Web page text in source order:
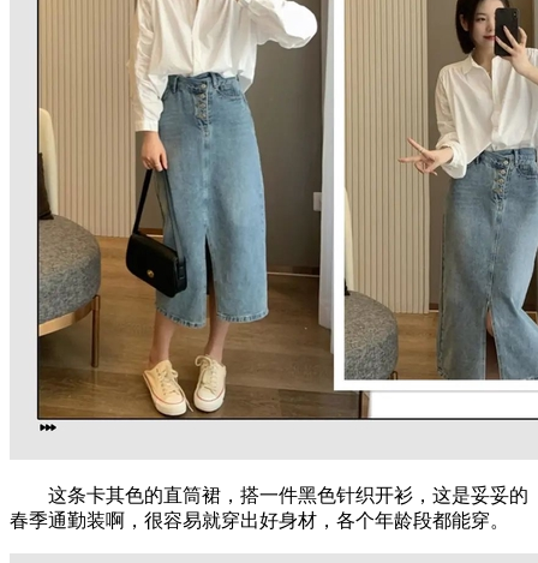
这条卡其色的直筒裙，搭一件黑色针织开衫，这是妥妥的
春季通勤装啊，很容易就穿出好身材，各个年龄段都能穿。